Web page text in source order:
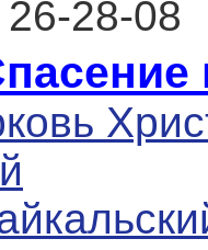
28-08